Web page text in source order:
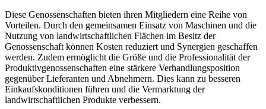
Diese Genossenschaften bieten ihren Mitgliedern eine Reihe von
Vorteilen. Durch den gemeinsamen Einsatz von Maschinen und die
Nutzung von landwirtschaftlichen Flächen im Besitz der
Genossenschaft können Kosten reduziert und Synergien geschaffen
werden. Zudem ermöglicht die Größe und die Professionalität der
Produktivgenossenschaften eine stärkere Verhandlungsposition
gegenüber Lieferanten und Abnehmern. Dies kann zu besseren
Einkaufskonditionen führen und die Vermarktung der
landwirtschaftlichen Produkte verbessern.